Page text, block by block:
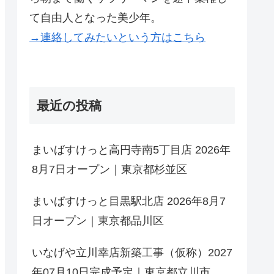
て自由人となった美少年。
→連絡してみたいという方はこちら
最近の投稿
まいばすけっと高円寺南5丁目店 2026年
8月7日オープン｜東京都杉並区
まいばすけっと目黒駅北店 2026年8月7
日オープン｜東京都品川区
いなげや立川幸店新築工事（仮称）2027